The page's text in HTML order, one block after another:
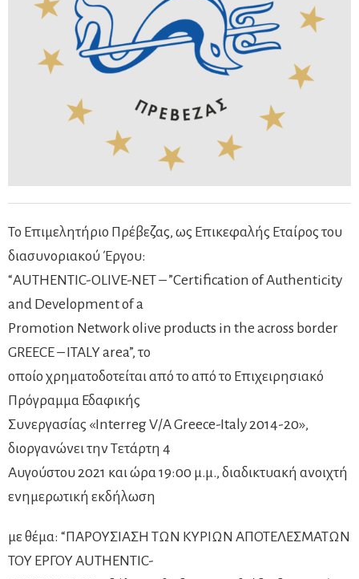
Το Επιμελητήριο Πρέβεζας, ως Επικεφαλής Εταίρος του
διασυνοριακού Έργου:
“AUTHENTIC-OLIVE-NET – ”Certification of Authenticity
and Development of a
Promotion Network olive products in the across border
GREECE – ITALY area”, το
οποίο χρηματοδοτείται από το από το Επιχειρησιακό
Πρόγραμμα Εδαφικής
Συνεργασίας «Interreg V/A Greece-Italy 2014-20»,
διοργανώνει την Τετάρτη 4
Αυγούστου 2021 και ώρα 19:00 μ.μ., διαδικτυακή ανοιχτή
ενημερωτική εκδήλωση
με θέμα: “ΠΑΡΟΥΣΙΑΣΗ ΤΩΝ ΚΥΡΙΩΝ ΑΠΟΤΕΛΕΣΜΑΤΩΝ
ΤΟΥ ΕΡΓΟΥ AUTHENTIC-